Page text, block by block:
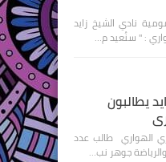
نادي الشيخ زايد
: " سنُعيد م…
يطالبون
الهواري طالب عدد
جوهر نب…